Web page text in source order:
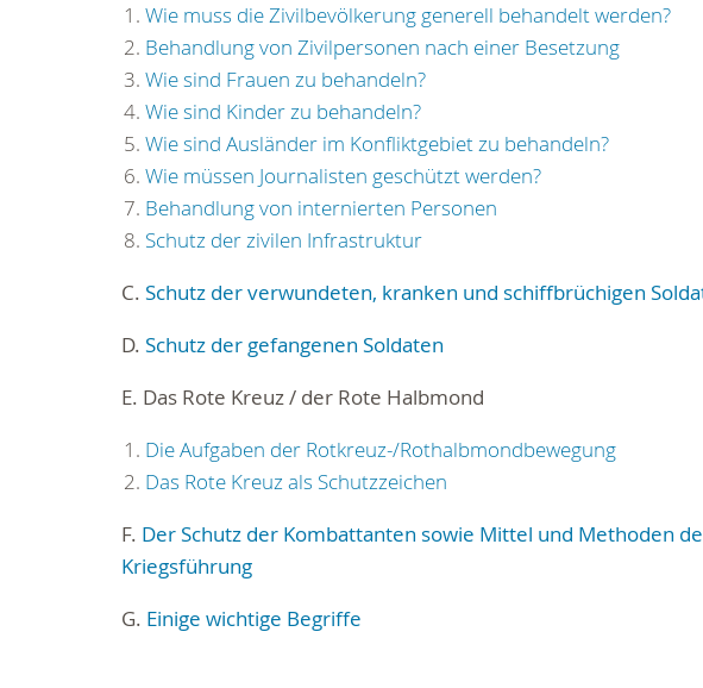
Wie muss die Zivilbevölkerung generell behandelt werden?
Behandlung von Zivilpersonen nach einer Besetzung
Wie sind Frauen zu behandeln?
Wie sind Kinder zu behandeln?
Wie sind Ausländer im Konfliktgebiet zu behandeln?
Wie müssen Journalisten geschützt werden?
Behandlung von internierten Personen
Schutz der zivilen Infrastruktur
C. Schutz der verwundeten, kranken und schiffbrüchigen
D. Schutz der gefangenen Soldaten
E. Das Rote Kreuz / der Rote Halbmond
Die Aufgaben der Rotkreuz-/Rothalbmondbewegung
Das Rote Kreuz als Schutzzeichen
F. Der Schutz der Kombattanten sowie Mittel und Methoden
Kriegsführung
G. Einige wichtige Begriffe